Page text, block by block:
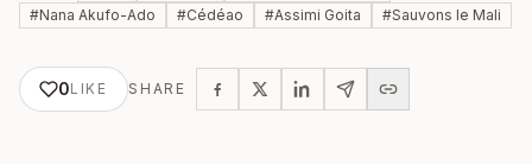
#Nana Akufo-Ado #Cédéao #Assimi Goita #Sauvons le Mali
0LIKE SHARE